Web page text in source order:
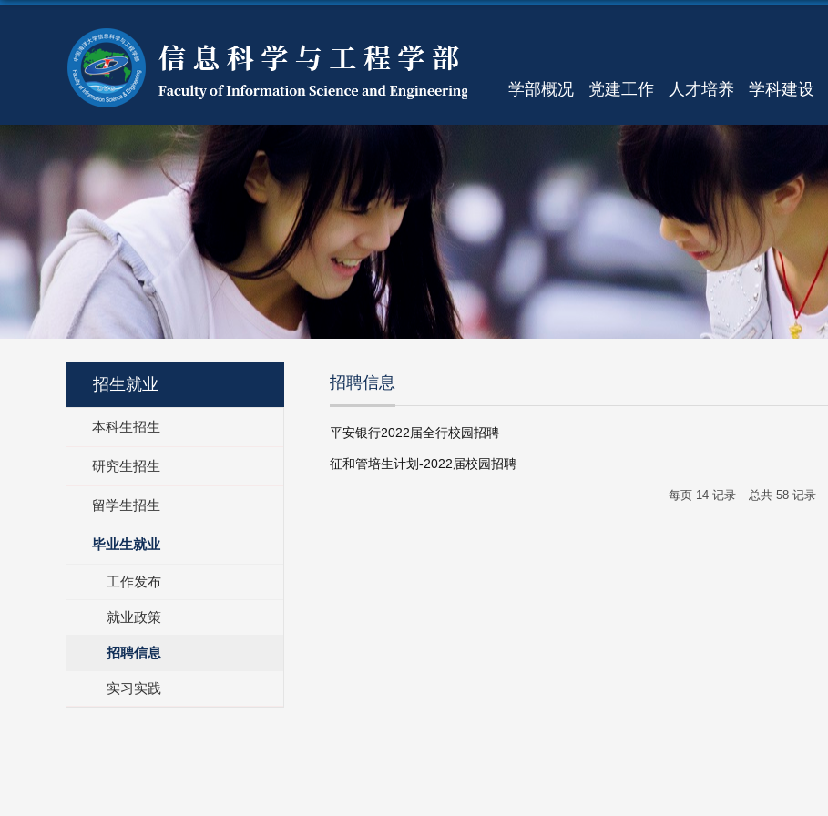
学部概况 党建工作 人才培养 学科建设
招生就业
本科生招生
研究生招生
留学生招生
毕业生就业
工作发布
就业政策
招聘信息
实习实践
招聘信息
平安银行2022届全行校园招聘
征和管培生计划-2022届校园招聘
每页 14 记录 总共 58 记录